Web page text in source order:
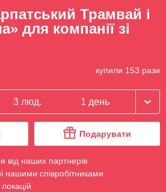
Трамвай і
для компанії зі
купили 153 рази
3 люд. 1 день
Подарувати
від наших партнерів
нашими співробітниками